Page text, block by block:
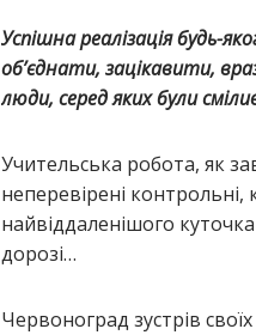
Успішна реалізація будь-
об’єднати, зацікавити,
люди, серед яких були
Учительська робота, як
неперевірені
найвіддаленішого
дорозі…
Червоноград зустрів